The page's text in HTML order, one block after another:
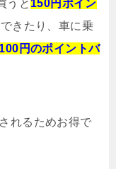
うと 150円ポイン
きたり、車に乗
100円のポイントバ
れるためお得で